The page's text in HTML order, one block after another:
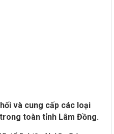
và cung cấp các loại
toàn tỉnh Lâm Đồng.